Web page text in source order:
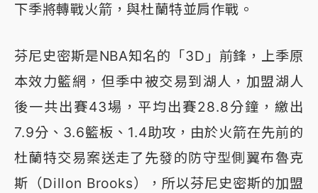
下季將轉戰火箭，與杜蘭特並肩作戰。
芬尼史密斯是NBA知名的「3D」前鋒，上季原
本效力籃網，但季中被交易到湖人，加盟湖人
後一共出賽43場，平均出賽28.8分鐘，繳出
7.9分、3.6籃板、1.4助攻，由於火箭在先前的
杜蘭特交易案送走了先發的防守型側翼布魯克
斯（Dillon Brooks），所以芬尼史密斯的加盟